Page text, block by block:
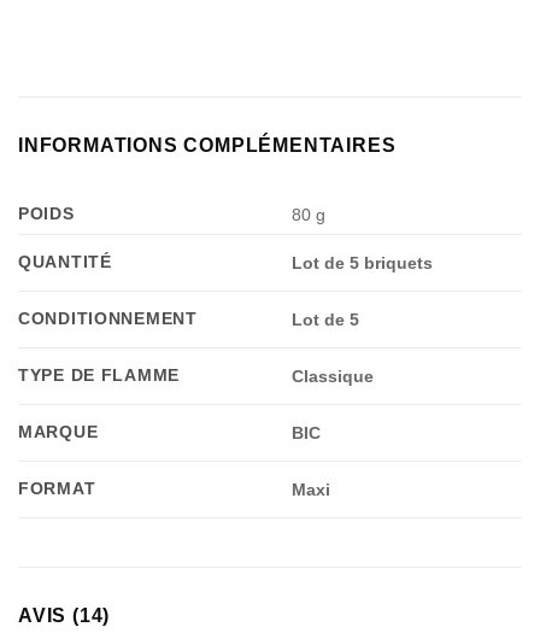
INFORMATIONS COMPLÉMENTAIRES
POIDS 80 g
QUANTITÉ Lot de 5 briquets
CONDITIONNEMENT Lot de 5
TYPE DE FLAMME Classique
MARQUE BIC
FORMAT Maxi
AVIS (14)